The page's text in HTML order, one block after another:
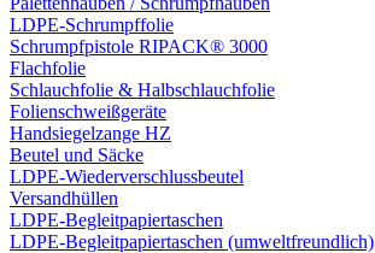
LDPE-Schrumpffolie
Schrumpfpistole RIPACK® 3000
Flachfolie
Schlauchfolie & Halbschlauchfolie
Folienschweißgeräte
Handsiegelzange HZ
Beutel und Säcke
LDPE-Wiederverschlussbeutel
Versandhüllen
LDPE-Begleitpapiertaschen
LDPE-Begleitpapiertaschen (umweltfreundlich)